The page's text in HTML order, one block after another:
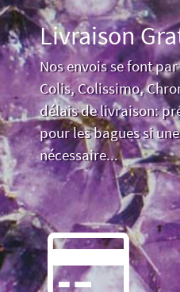
Livraison
Nos envois se font
Colis, Colissimo,
délais de livraison:
pour les bagues si
nécessaire...